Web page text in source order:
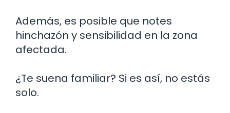
Además, es posible que notes
hinchazón y sensibilidad en la zona
afectada.
¿Te suena familiar? Si es así, no estás
solo.